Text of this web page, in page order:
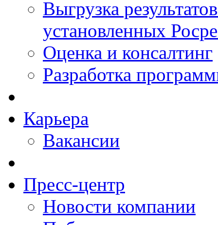
Выгрузка
установленных
Оценка и консалтинг
Разработка
Карьера
Вакансии
Пресс-центр
Новости компании